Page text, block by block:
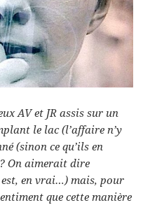
AV et JR assis sur un
le lac (l’affaire n’y
(sinon ce qu’ils en
On aimerait dire
est, en vrai…) mais, pour
que cette manière